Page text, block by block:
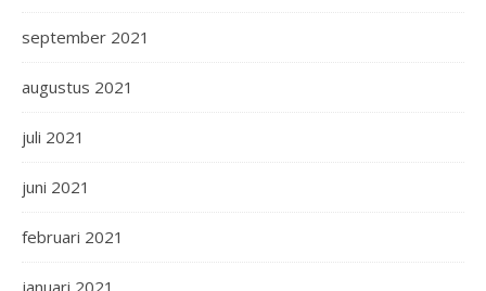
september 2021
augustus 2021
juli 2021
juni 2021
februari 2021